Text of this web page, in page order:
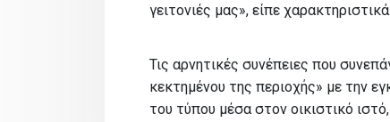
γειτονιές μας», είπε χαρακτηριστικά.
Τις αρνητικές συνέπειες που
κεκτημένου της περιοχής» με την
του τύπου μέσα στον οικιστικό